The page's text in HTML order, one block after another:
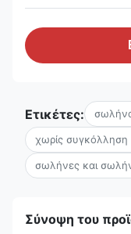
Ετικέτες:
χωρίς συγκόλληση
σωλήνες και
Σύνοψη του